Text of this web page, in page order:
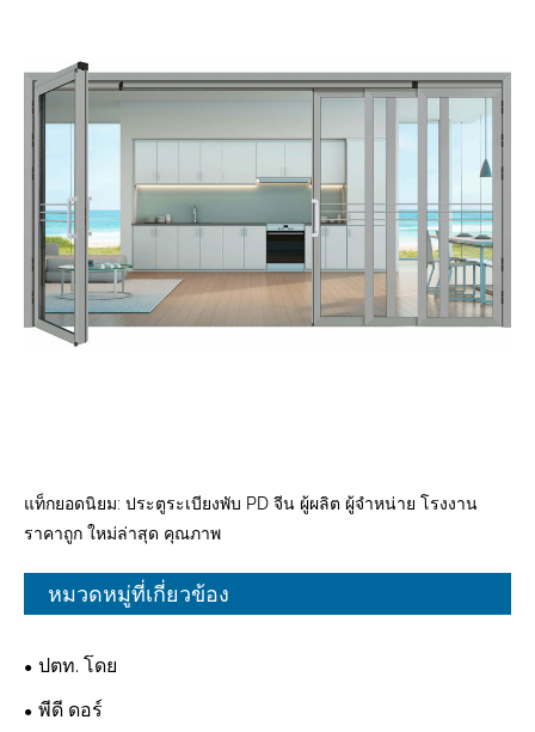
แท็กยอดนิยม: ประตูระเบียงพับ PD จีน ผู้ผลิต ผู้จำหน่าย โรงงาน
ราคาถูก ใหม่ล่าสุด คุณภาพ
หมวดหมู่ที่เกี่ยวข้อง
ปตท. โดย
พีดี ดอร์